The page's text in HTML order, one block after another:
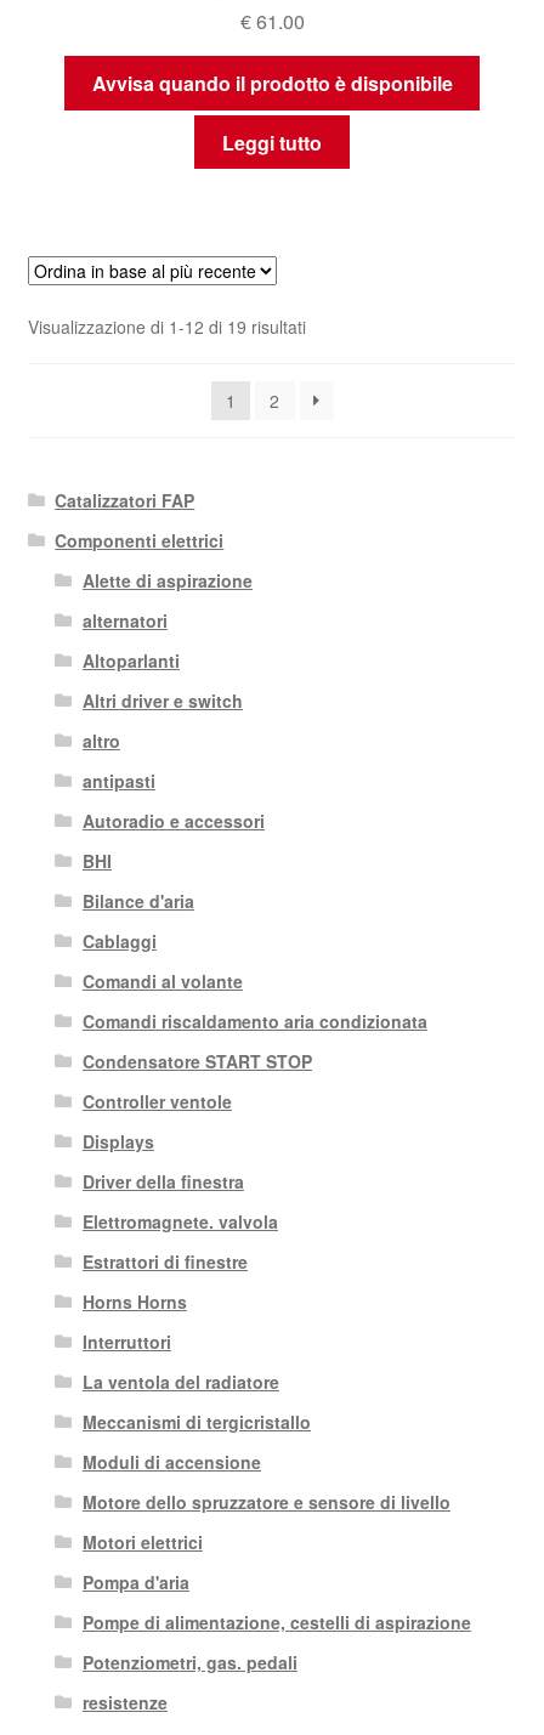
€61.00
Avvisa quando il prodotto è disponibile
Leggi tutto
Visualizzazione di 1-12 di 19 risultatiOrdina
al
1 2
Catalizzatori FAP
Componenti elettrici
Alette di aspirazione
alternatori
Altoparlanti
Altri driver e switch
altro
antipasti
Autoradio e accessori
BHI
Bilance d'aria
Cablaggi
Comandi al volante
Comandi riscaldamento aria condizionata
Condensatore START STOP
Controller ventole
Displays
Driver della finestra
Elettromagnete. valvola
Estrattori di finestre
Horns Horns
Interruttori
La ventola del radiatore
Meccanismi di tergicristallo
Moduli di accensione
Motore dello spruzzatore e sensore di livello
Motori elettrici
Pompa d'aria
Pompe di alimentazione, cestelli di aspirazione
Potenziometri, gas. pedali
resistenze